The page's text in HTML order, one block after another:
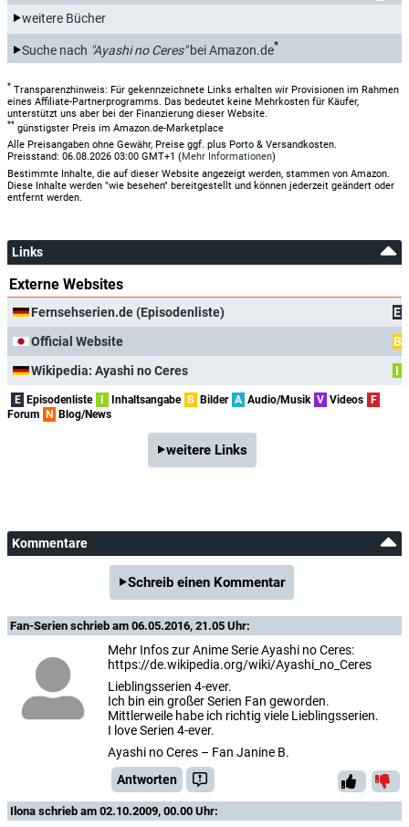
weitere Bücher
Suche nach "Ayashi no Ceres"bei Amazon.de*
* Transparenzhinweis: Für gekennzeichnete Links erhalten wir Provisionen im Rahmen
eines Affiliate-Partnerprogramms. Das bedeutet keine Mehrkosten für Käufer,
unterstützt uns aber bei der Finanzierung dieser Website.
** günstigster Preis im Amazon.de-Marketplace
Alle Preisangaben ohne Gewähr, Preise ggf. plus Porto & Versandkosten.
Preisstand: 06.08.2026 03:00 GMT+1 (Mehr Informationen)
Bestimmte Inhalte, die auf dieser Website angezeigt werden, stammen von Amazon.
Diese Inhalte werden "wie besehen" bereitgestellt und können jederzeit geändert oder
entfernt werden.
Links
Externe Websites
Fernsehserien.de (Episodenliste)
E
Official Website
B
Wikipedia: Ayashi no Ceres
I
E Episodenliste Inhaltsangabe B Bilder A Audio/Musik V Videos
F
Forum
N Blog/News
weitere Links
Kommentare
Schreib einen Kommentar
Fan-Serien schrieb am 06.05.2016, 21.05 Uhr:
Mehr Infos zur Anime Serie Ayashi no Ceres:
https://de.wikipedia.org/wiki/Ayashi_no_Ceres
Lieblingsserien 4-ever.
Ich bin ein großer Serien Fan geworden.
Mittlerweile habe ich richtig viele Lieblingsserien.
I love Serien 4-ever.
Ayashi no Ceres – Fan Janine B.
Antworten
Ilona schrieb am 02.10.2009, 00.00 Uhr: